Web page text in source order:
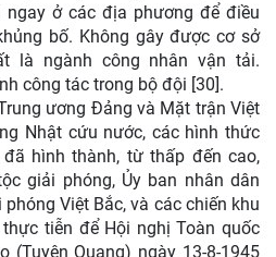
ngay ở các địa phương để điều
bố. Không gây được cơ sở
là ngành công nhân vận tải.
công tác trong bộ đội [30].
ương Đảng và Mặt trận Việt
Nhật cứu nước, các hình thức
hình thành, từ thấp đến cao,
giải phóng, Ủy ban nhân dân
Việt Bắc, và các chiến khu
tiễn để Hội nghị Toàn quốc
(Tuyên Quang) ngày 13-8-1945